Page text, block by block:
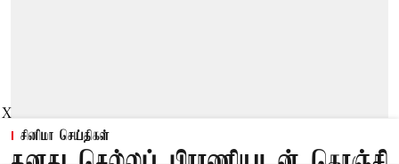
சினிமா செய்திகள்
X